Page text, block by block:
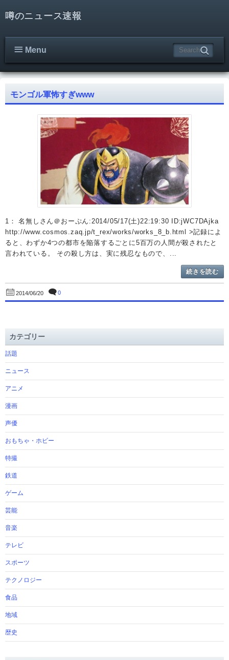
噂のニュース速報
Menu
モンゴル軍怖すぎwww
1： 名無しさん＠おーぷん:2014/05/17(土)22:19:30 ID:jWC7DAjka
http://www.cosmos.zaq.jp/t_rex/works/works_8_b.html >記録によ
ると、わずか4つの都市を陥落するごとに5百万の人間が殺されたと
言われている。 その殺し方は、実に残忍なもので、...
続きを読む
2014/06/20 0
カテゴリー
話題
ニュース
アニメ
漫画
声優
おもちゃ・ホビー
特撮
鉄道
ゲーム
芸能
音楽
テレビ
スポーツ
テクノロジー
食品
地域
歴史